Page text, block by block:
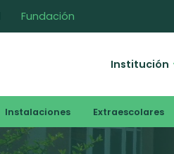
Fundación
Institución
Instalaciones Extraescolares